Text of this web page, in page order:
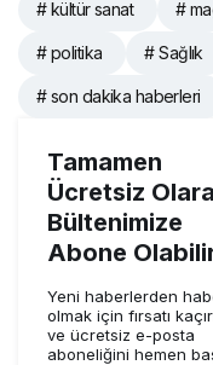
# kültür sanat #
# politika # Sağlık
# son dakika haberleri
Tamamen
Ücretsiz
Bültenimize
Abone
Yeni haberlerden
olmak için fırsatı
ve ücretsiz e-posta
aboneliğini hemen